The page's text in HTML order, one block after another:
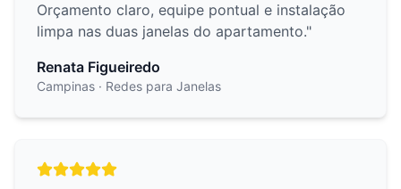
Orçamento claro, equipe pontual e instalação
limpa nas duas janelas do apartamento."
Renata Figueiredo
Campinas · Redes para Janelas